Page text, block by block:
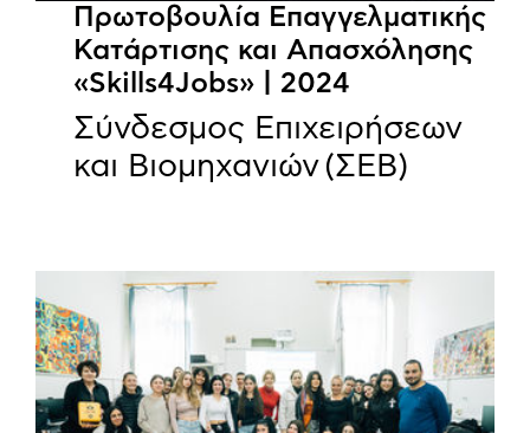
Πρωτοβουλία Επαγγελματικής
Κατάρτισης και Απασχόλησης
«Skills4Jobs» | 2024
Σύνδεσμος Επιχειρήσεων
και Βιομηχανιών (ΣΕΒ)